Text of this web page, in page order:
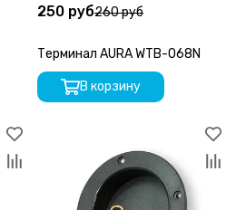
250 руб260 руб
Терминал AURA WTB-068N
В корзину